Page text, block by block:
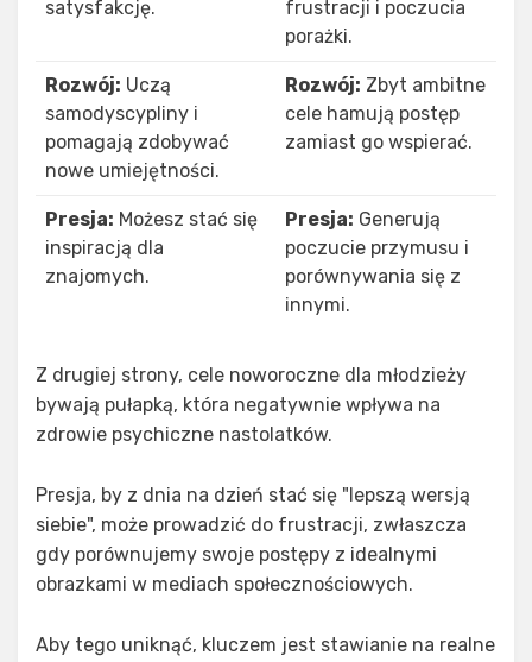
satysfakcję.
frustracji i poczucia
porażki.
Rozwój: Uczą
samodyscypliny i
pomagają zdobywać
nowe umiejętności.
Rozwój: Zbyt ambitne
cele hamują postęp
zamiast go wspierać.
Presja: Możesz stać się
inspiracją dla
znajomych.
Presja: Generują
poczucie przymusu i
porównywania się z
innymi.
Z drugiej strony, cele noworoczne dla młodzieży
bywają pułapką, która negatywnie wpływa na
zdrowie psychiczne nastolatków.
Presja, by z dnia na dzień stać się "lepszą wersją
siebie", może prowadzić do frustracji, zwłaszcza
gdy porównujemy swoje postępy z idealnymi
obrazkami w mediach społecznościowych.
Aby tego uniknąć, kluczem jest stawianie na realne